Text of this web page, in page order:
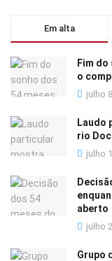
Em alta
Fim
o
julho
Laudo
rio
julho
aberto
julho
Grupo